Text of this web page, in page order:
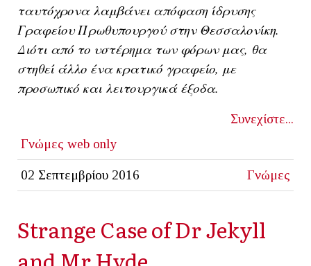
ταυτόχρονα λαμβάνει απόφαση ίδρυσης
Γραφείου Πρωθυπουργού στην Θεσσαλονίκη.
Διότι από το υστέρημα των φόρων μας, θα
στηθεί άλλο ένα κρατικό γραφείο, με
προσωπικό και λειτουργικά έξοδα.
Συνεχίστε...
Γνώμες web only
02 Σεπτεμβρίου 2016 Γνώμες
Strange Case of Dr Jekyll